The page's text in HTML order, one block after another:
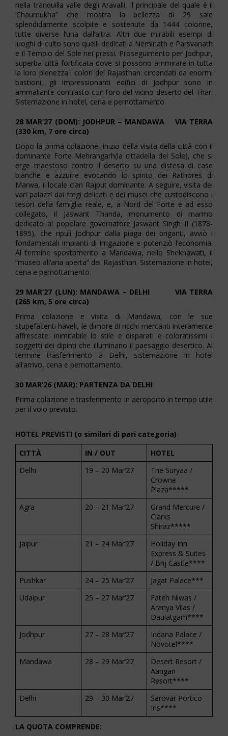
nella tranquilla valle degli Aravalli, il principale del quale è il
‘Chaumukha‟ che mostra la bellezza di 29 sale
splendidamente scolpite e sostenute da 1444 colonne,
tutte diverse l’una dall’altra. Altri due mirabili esempi di
luoghi di culto sono quelli dedicati a Neminath e Parsvanath
e il Tempio del Sole nei pressi. Proseguimento per Jodhpur,
superba città fortificata dove si possono ammirare in tutta
la loro pienezza i colori del Rajasthan: circondati da enormi
bastioni, gli impressionanti edifici di Jodhpur sono in
ammaliante contrasto con l’oro del vicino deserto del Thar.
Sistemazione in hotel, cena e pernottamento.
28 MAR’27 (DOM): JODHPUR – MANDAWA VIA TERRA
(330 km, 7 ore circa)
Dopo la prima colazione, inizio della visita della città con il
dominante Forte Mehrangarh(la cittadella del Sole), che si
erge maestoso contro il deserto su una distesa di case
bianche e azzurre evocando lo spirito dei Rathores di
Marwa, il locale clan Rajput dominante. A seguire, visita dei
vari palazzi dai fregi delicati e dei musei che custodiscono i
tesori della famiglia reale, e, a Nord del Forte e ad esso
collegato, il Jaswant Thanda, monumento di marmo
dedicato al popolare governatore Jaswant Singh II (1878-
1895), che ripulì Jodhpur dalla piaga dei briganti, avviò i
fondamentali impianti di irrigazione e potenziò l’economia.
Al termine spostamento a Mandawa, nello Shekhawati, il
“museo all’aria aperta” del Rajasthan. Sistemazione in hotel,
cena e pernottamento.
29 MAR’27 (LUN): MANDAWA – DELHI VIA TERRA
(265 km, 5 ore circa)
Prima colazione e visita di Mandawa, con le sue
stupefacenti haveli, le dimore di ricchi mercanti interamente
affrescate: inimitabile lo stile e disparati e coloratissimi i
soggetti dei dipinti che illuminano il paesaggio desertico. Al
termine trasferimento a Delhi, sistemazione in hotel
all’arrivo, cena e pernottamento.
30 MAR’26 (MAR): PARTENZA DA DELHI
Prima colazione e trasferimento in aeroporto in tempo utile
per il volo previsto.
HOTEL PREVISTI (o similari di pari categoria)
CITTÀ
IN / OUT
HOTEL
Delhi
19 – 20 Mar’27
The Suryaa /
Crowne
Plaza*****
Agra
20 – 21 Mar’27
Grand Mercure /
Clarks
Shiraz*****
Jaipur
21 – 24 Mar’27
Holiday Inn
Express & Suites
/ Brij Castle****
Pushkar
24 – 25 Mar’27
Jagat Palace***
Udaipur
25 – 27 Mar’27
Fateh Niwas /
Aranya Vilas /
Daulatgarh****
Jodhpur
27 – 28 Mar’27
Indana Palace /
Novotel****
Mandawa
28 – 29 Mar’27
Desert Resort /
Aangan
Resort****
Delhi
29 – 30 Mar’27
Sarovar Portico
Iris****
LA QUOTA COMPRENDE: